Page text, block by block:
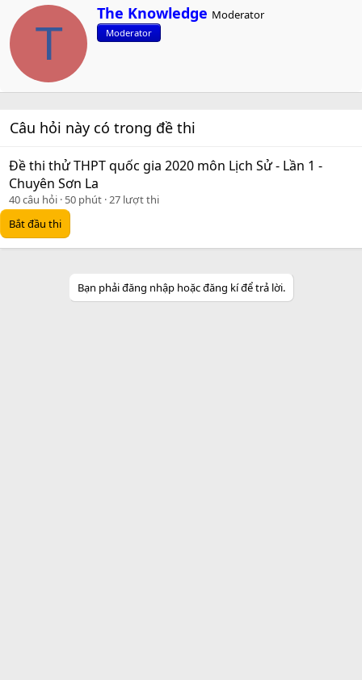
T
W
r
i
n
y
The Knowledge Moderator
Moderator
Câu hỏi này có trong đề thi
Đề thi thử THPT quốc gia 2020 môn Lịch Sử - Lần 1 -
Chuyên Sơn La
40 câu hỏi 50 phút 27 lượt thi
Bắt đầu thi
Bạn phải đăng nhập hoặc đăng kí để trả lời.